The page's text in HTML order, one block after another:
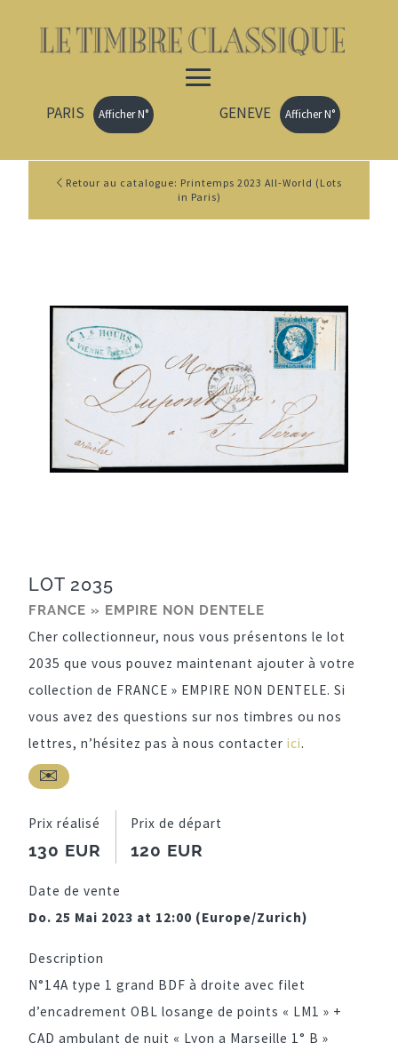
PARIS Afficher N° GENEVE Afficher N°
Retour au catalogue: Printemps 2023 All-World (Lots
in Paris)
LOT 2035
FRANCE » EMPIRE NON DENTELE
Cher collectionneur, nous vous présentons le lot
2035 que vous pouvez maintenant ajouter à votre
collection de FRANCE » EMPIRE NON DENTELE. Si
vous avez des questions sur nos timbres ou nos
lettres, n’hésitez pas à nous contacter ici.
Prix réalisé
130 EUR
Prix de départ
120 EUR
Date de vente
Do. 25 Mai 2023 at 12:00 (Europe/Zurich)
Description
N°14A type 1 grand BDF à droite avec filet
d’encadrement OBL losange de points « LM1 » +
CAD ambulant de nuit « Lyon a Marseille 1° B »